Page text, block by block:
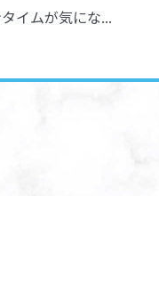
イムが気にな...